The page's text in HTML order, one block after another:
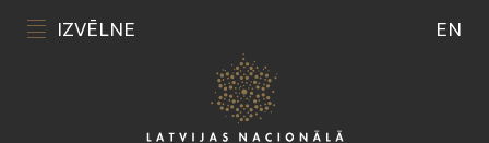
IZVĒLNE EN